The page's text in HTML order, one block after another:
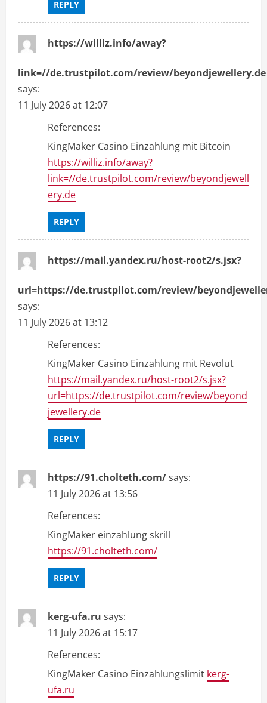
REPLY
https://williz.info/away?
link=//de.trustpilot.com/review/beyondjewellery.de
says:
11 July 2026 at 12:07
References:
KingMaker Casino Einzahlung mit Bitcoin
https://williz.info/away?
link=//de.trustpilot.com/review/beyondjewell
ery.de
REPLY
https://mail.yandex.ru/host-root2/s.jsx?
url=https://de.trustpilot.com/review/
says:
11 July 2026 at 13:12
References:
KingMaker Casino Einzahlung mit Revolut
https://mail.yandex.ru/host-root2/s.jsx?
url=https://de.trustpilot.com/review/beyond
jewellery.de
REPLY
https://91.cholteth.com/says:
11 July 2026 at 13:56
References:
KingMaker einzahlung skrill
https://91.cholteth.com/
REPLY
kerg-ufa.ru says:
11 July 2026 at 15:17
References:
KingMaker Casino Einzahlungslimit kerg-
ufa.ru